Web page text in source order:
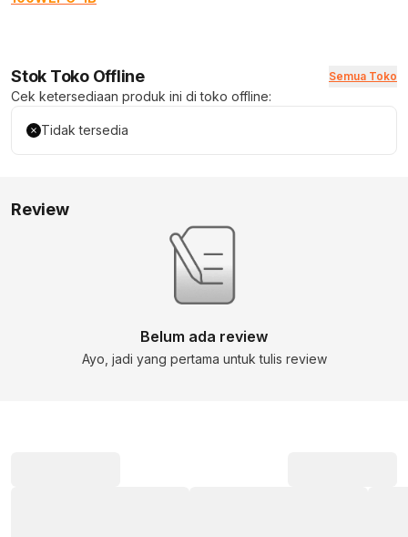
Stok Toko Offline Semua Toko
Cek ketersediaan produk ini di toko offline:
Tidak tersedia
Review
Belum ada review
Ayo, jadi yang pertama untuk tulis review